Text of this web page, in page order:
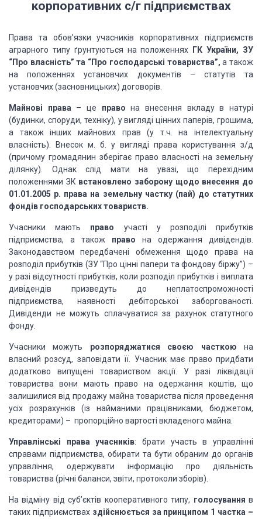
корпоративних с/г підприємствах
Права та обов’язки учасників корпоративних підприємств
аграрного типу ґрунтуються на положеннях
ГК України, ЗУ
“Про власність” та “Про господарські товариства”, а також
на положеннях установчих документів – статутів та
установчих (засновницьких) договорів.
Майнові права – це право на внесення вкладу в натурі
(будинки, споруди, техніку), у вигляді цінних паперів, грошима,
а також інших майнових прав (у т.ч. на інтелектуальну
власність). Внесок м. б. у вигляді права користування з/д
(причому громадянин зберігає право власності на земельну
ділянку). Однак слід мати на увазі, що перехідним
положеннями ЗК встановлено заборону щодо внесення до
01.01.2005 р. права на земельну частку (пай) до статутних
фондів господарських товариств.
Учасники мають право участі у розподілі прибутків
підприємства, а також право на одержання дивідендів.
Законодавством передбачені обмеження щодо права на
розподіл прибутків (ЗУ “Про цінні папери та фондову біржу”) –
у разі відсутності прибутків, коли розподіл прибутків і виплата
дивідендів призведуть до неплатоспроможності
підприємства, наявності дебіторської заборгованості.
Дивіденди не можуть сплачуватися за рахунок статутного
фонду.
Учасники можуть розпоряджатися своєю часткою на
власний розсуд, заповідати її. Учасник має право придбати
додатково випущені товариством акції. У разі ліквідації
товариства вони мають право на одержання коштів, що
залишилися від продажу майна товариства після проведення
усіх розрахунків (із найманими працівниками, бюджетом,
кредиторами) – пропорційно вартості вкладеного майна.
Управлінські права учасників: брати участь в управлінні
справами підприємства, обирати та бути обраним до органів
управління, одержувати інформацію про діяльність
товариства (річні баланси, звіти, протоколи зборів).
На відміну від суб’єктів кооперативного типу, голосування в
таких підприємствах здійснюється за принципом 1 частка –